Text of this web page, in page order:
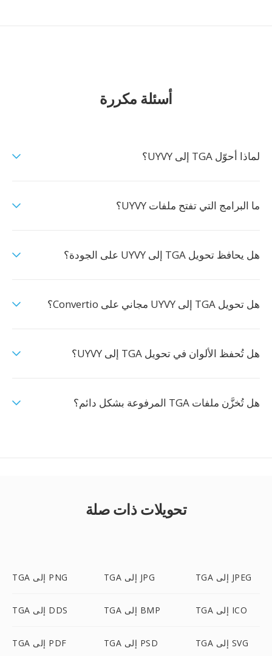
أسئلة مكررة
لماذا أحوّل TGA إلى UYVY؟
ما البرامج التي تفتح ملفات UYVY؟
هل يحافظ تحويل TGA إلى UYVY على الجودة؟
هل تحويل TGA إلى UYVY مجاني على Convertio؟
هل تُحفظ الألوان في تحويل TGA إلى UYVY؟
هل تُخزَّن ملفات TGA المرفوعة بشكل دائم؟
تحويلات ذات صلة
TGA إلى PNG TGA إلى JPG TGA إلى JPEG
TGA إلى DDS TGA إلى BMP TGA إلى ICO
TGA إلى PDF TGA إلى PSD TGA إلى SVG